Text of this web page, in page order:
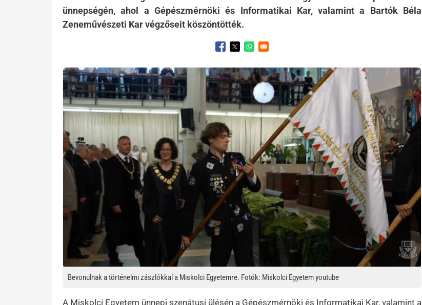
ünnepségén, ahol a Gépészmérnöki és Informatikai Kar, valamint a Bartók Béla
Zeneművészeti Kar végzőseit köszöntötték.
Opens in a new window
Opens in a new window
Opens in a new window
Kép
Bevonulnak a történelmi zászlókkal a Miskolci Egyetemre. Fotók: Miskolci Egyetem youtube
A Miskolci Egyetem ünnepi szenátusi ülésén a Gépészmérnöki és Informatikai Kar, valamint a